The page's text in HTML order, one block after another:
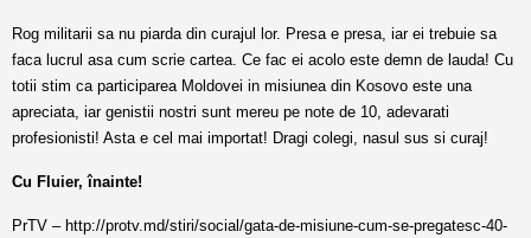
Rog militarii sa nu piarda din curajul lor. Presa e presa, iar ei trebuie sa
faca lucrul asa cum scrie cartea. Ce fac ei acolo este demn de lauda! Cu
totii stim ca participarea Moldovei in misiunea din Kosovo este una
apreciata, iar genistii nostri sunt mereu pe note de 10, adevarati
profesionisti! Asta e cel mai importat! Dragi colegi, nasul sus si curaj!
Cu Fluier, înainte!
PrTV – http://protv.md/stiri/social/gata-de-misiune-cum-se-pregatesc-40-